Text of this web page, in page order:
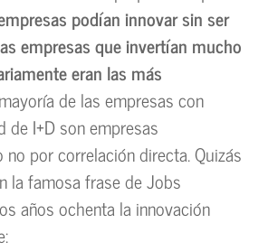
podían innovar sin ser
empresas que invertían mucho
eran las más
de las empresas con
de I+D son empresas
por correlación directa. Quizás
la famosa frase de Jobs
años ochenta la innovación